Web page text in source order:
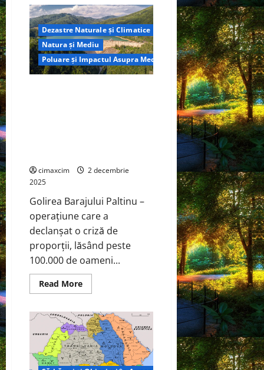
lansează
Tiger
Neo
Bifacial
66
HC
Dual
Glass
625–
Dezastre Naturale și Climatice
Natura și Mediu
Poluare și Impactul Asupra Mediului
cimaxcim
2 decembrie
2025
Golirea Barajului Paltinu –
operațiune care a
declanșat o criză de
proporții, lăsând peste
100.000 de oameni...
Read MoreRead
more
de
la
Barajul
Paltinu
ridică
suspiciuni
grave: